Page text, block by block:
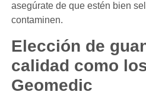
asegúrate de que estén bien
contaminen.
Elección de
calidad como
Geomedic